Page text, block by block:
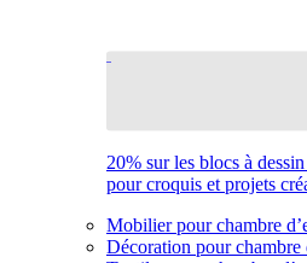
20% sur les blocs à
pour croquis et projets
Mobilier pour chambre
Décoration pour chambre